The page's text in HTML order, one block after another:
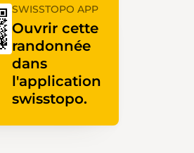
SWISSTOPO APP
Ouvrir cette
randonnée
dans
l'application
swisstopo.